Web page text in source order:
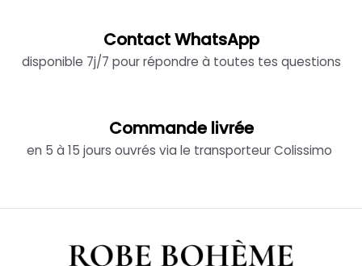
Contact WhatsApp
disponible 7j/7 pour répondre à toutes tes questions
Commande livrée
en 5 à 15 jours ouvrés via le transporteur Colissimo